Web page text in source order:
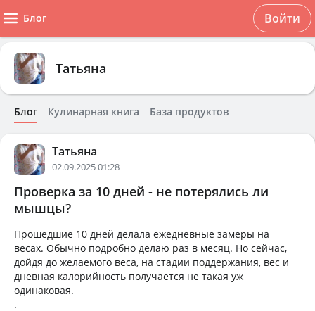
Блог Войти
Татьяна
Блог Кулинарная книга База продуктов
Татьяна
02.09.2025 01:28
Проверка за 10 дней - не потерялись ли
мышцы?
Прошедшие 10 дней делала ежедневные замеры на
весах. Обычно подробно делаю раз в месяц. Но сейчас,
дойдя до желаемого веса, на стадии поддержания, вес и
дневная калорийность получается не такая уж
одинаковая.
.